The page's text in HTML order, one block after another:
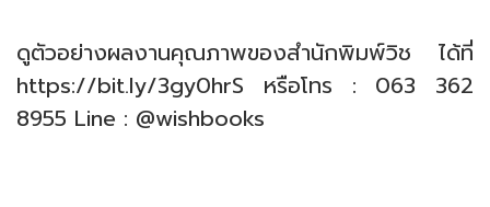
ดูตัวอย่างผลงานคุณภาพของสำนักพิมพ์วิช ได้ที่
https://bit.ly/3gy0hrS หรือโทร : 063 362
8955 Line : @wishbooks